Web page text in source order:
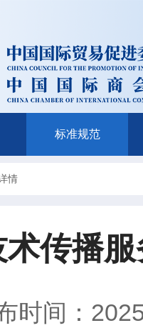
标准规范
情
术传播
时间：